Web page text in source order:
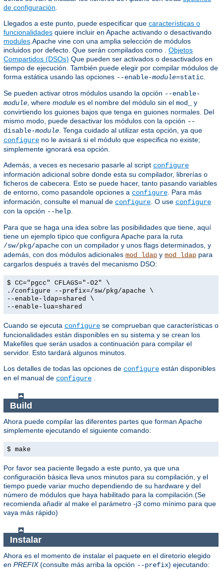
de configuración
Llegados a este punto, puede especificar que características o
funcionalidades quiere incluir en Apache activando o desactivando
modules .Apache vine con una amplia selección de módulos
incluidos por defecto. Que serán compilados como . Objetos
Compartidos (DSOs) Que pueden ser activados o desactivados en
tiempo de ejecución. También puede elegir por compilar módulos de
forma estática usando las opciones --enable-module=static
Se pueden activar otros módulos usando la opción --enable-
module , where module es el nombre del módulo sin el mod_
y
convirtiendo los guiones bajos que tenga en guiones normales. Del
mismo modo, puede desactivar los módulos con la opción --
disable-module . Tenga cuidado al utilizar esta opción, ya que
configure no le avisará si el módulo que especifica no existe;
simplemente ignorará esa opción.
Además, a veces es necesario pasarle al script configure
información adicional sobre donde esta su compilador, librerías o
ficheros de cabecera. Esto se puede hacer, tanto pasando variables
de entorno, como pasandole opciones a configure . Para más
información, consulte el manual de configure . O use configure
con la opción --help
Para que se haga una idea sobre las posibilidades que tiene, aquí
tiene un ejemplo típico que configura Apache para la ruta
/sw/pkg/apache con un compilador y unos flags determinados, y
además, con dos módulos adicionales mod_ldap y mod_ldap para
cargarlos después a través del mecanismo DSO:
$ CC="pgcc" CFLAGS="-O2" \
./configure --prefix=/sw/pkg/apache \
--enable-ldap=shared \
--enable-lua=shared
Cuando se ejecuta configure se comprueban que características o
funcionalidades están disponibles en su sistema y se crean los
Makefiles que serán usados a continuación para compilar el
servidor. Esto tardará algunos minutos.
Los detalles de todas las opciones de configure están disponibles
en el manual de configure
Build
Ahora puede compilar las diferentes partes que forman Apache
simplemente ejecutando el siguiente comando:
$ make
Por favor sea paciente llegado a este punto, ya que una
configuración básica lleva unos minutos para su compilación, y el
tiempo puede variar mucho dependiendo de su hardware y del
número de módulos que haya habilitado para la compilación.(Se
recomienda añadir al make el parámetro -j3 como mínimo para que
vaya más rápido)
Instalar
Ahora es el momento de instalar el paquete en el diretorio elegido
en PREFIX(consulte más arriba la opción --prefix) ejecutando: